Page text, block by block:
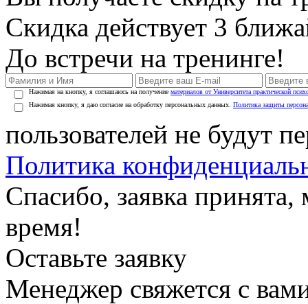
Скидка действует 3
До встречи на тренинге!
Нажимая на кнопку, я соглашаюсь на получение материалов от Университета практической
Нажимая кнопку, я даю согласие на обработку персональных данных. Политика защиты
пользователей не будут
Политика
Спасибо, заявка
время!
Оставьте заявку
Менеджер свяжется с